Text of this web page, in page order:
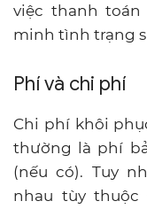
việc thanh
minh tình trạng
Phí và chi phí
Chi phí khôi
thường là phí
(nếu có). Tuy
nhau tùy